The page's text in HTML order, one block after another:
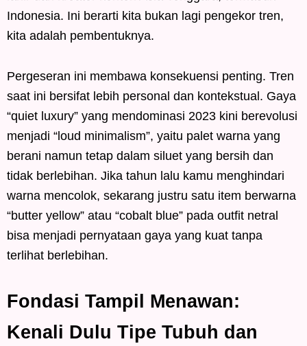
Indonesia. Ini berarti kita bukan lagi pengekor tren,
kita adalah pembentuknya.
Pergeseran ini membawa konsekuensi penting. Tren
saat ini bersifat lebih personal dan kontekstual. Gaya
“quiet luxury” yang mendominasi 2023 kini berevolusi
menjadi “loud minimalism”, yaitu palet warna yang
berani namun tetap dalam siluet yang bersih dan
tidak berlebihan. Jika tahun lalu kamu menghindari
warna mencolok, sekarang justru satu item berwarna
“butter yellow” atau “cobalt blue” pada outfit netral
bisa menjadi pernyataan gaya yang kuat tanpa
terlihat berlebihan.
Fondasi Tampil Menawan:
Kenali Dulu Tipe Tubuh dan